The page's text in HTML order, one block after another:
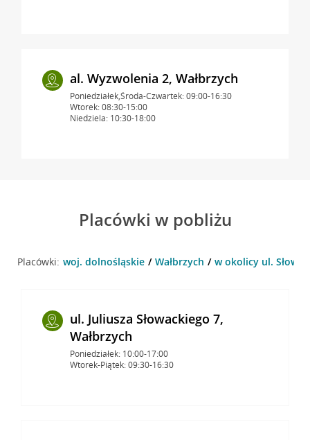
al. Wyzwolenia 2, Wałbrzych
Poniedziałek,Środa-Czwartek: 09:00-16:30
Wtorek: 08:30-15:00
Niedziela: 10:30-18:00
Placówki w pobliżu
Placówki: woj. dolnośląskie Wałbrzych w okolicy ul.
ul. Juliusza Słowackiego 7,
Wałbrzych
Poniedziałek: 10:00-17:00
Wtorek-Piątek: 09:30-16:30